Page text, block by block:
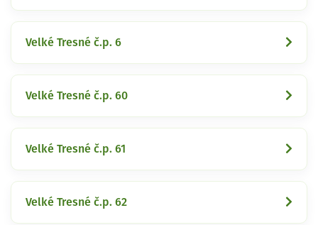
Velké Tresné č.p. 6
Velké Tresné č.p. 60
Velké Tresné č.p. 61
Velké Tresné č.p. 62